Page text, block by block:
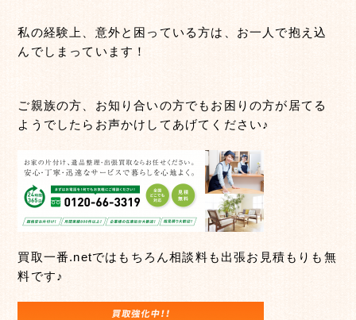
私の経験上、意外と困っている方は、お一人で抱え込
んでしまっています！
ご親族の方、お知り合いの方でもお困りの方が居てる
ようでしたらお声かけしてあげてください♪
買取一番.netではもちろん相談料も出張お見積もりも無
料です♪